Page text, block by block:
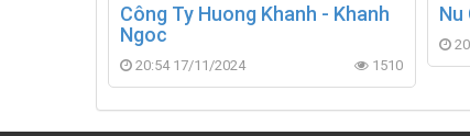
Công Ty Huong Khanh - Khanh
Ngoc
20:54 17/11/2024 1510
Nu